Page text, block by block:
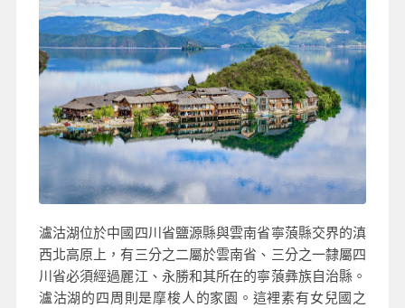
瀘沽湖位於中國四川省鹽源縣與雲南省寧蒗縣交界的滇
西北高原上，有三分之二屬於雲南省、三分之一隸屬四
川省必須經過麗江、永勝和其所在的寧蒗彝族自治縣。
瀘沽湖的四周則是摩梭人的家園。這裡素有女兒國之